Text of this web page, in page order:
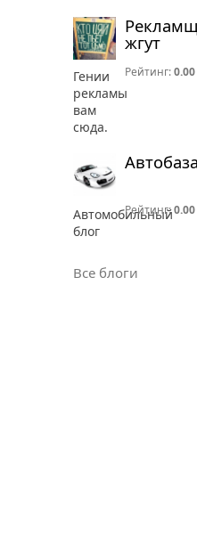
жгут
Гении
рекламы
вам
сюда.
Рейтинг:0.00
Автомобильный
блог
Рейтинг:0.00
Все блоги